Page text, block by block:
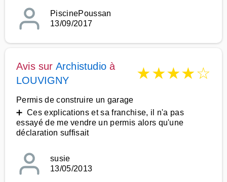
PiscinePoussan
13/09/2017
Avis sur Archistudio à
LOUVIGNY
★★★★☆
Permis de construire un garage
➕ Ces explications et sa franchise, il n'a pas
essayé de me vendre un permis alors qu'une
déclaration suffisait
susie
13/05/2013